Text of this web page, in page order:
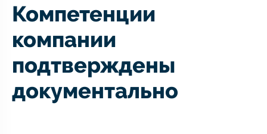
Компетенции
компании
подтверждены
документально